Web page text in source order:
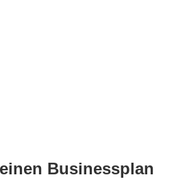
Businessplan